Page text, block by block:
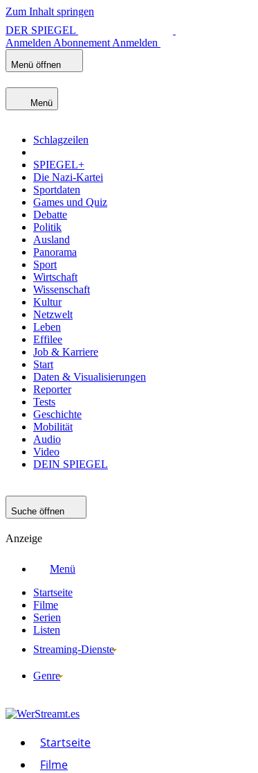
Zum Inhalt springen
DER SPIEGEL
Anmelden Abonnement Anmelden
Menü öffnen
Menü
Schlagzeilen
SPIEGEL+
Die Nazi-Kartei
Sportdaten
Games und Quiz
Debatte
Politik
Ausland
Panorama
Sport
Wirtschaft
Wissenschaft
Kultur
Netzwelt
Leben
Effilee
Job & Karriere
Start
Daten & Visualisierungen
Reporter
Tests
Geschichte
Mobilität
Audio
Video
DEIN SPIEGEL
Suche öffnen
Anzeige
Menü
Startseite
Filme
Serien
Listen
Streaming-Dienste
Genre
Startseite
Filme